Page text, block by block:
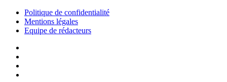
Politique de confidentialité
Mentions légales
Equipe de rédacteurs